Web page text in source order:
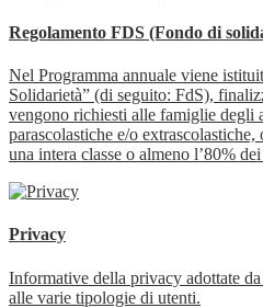
Regolamento FDS (Fondo di
Nel Programma annuale viene
Solidarietà” (di seguito: FdS),
vengono richiesti alle famiglie degli
parascolastiche e/o
una intera classe o almeno l’80%
Privacy
Informative della privacy adottate
alle varie tipologie di utenti.